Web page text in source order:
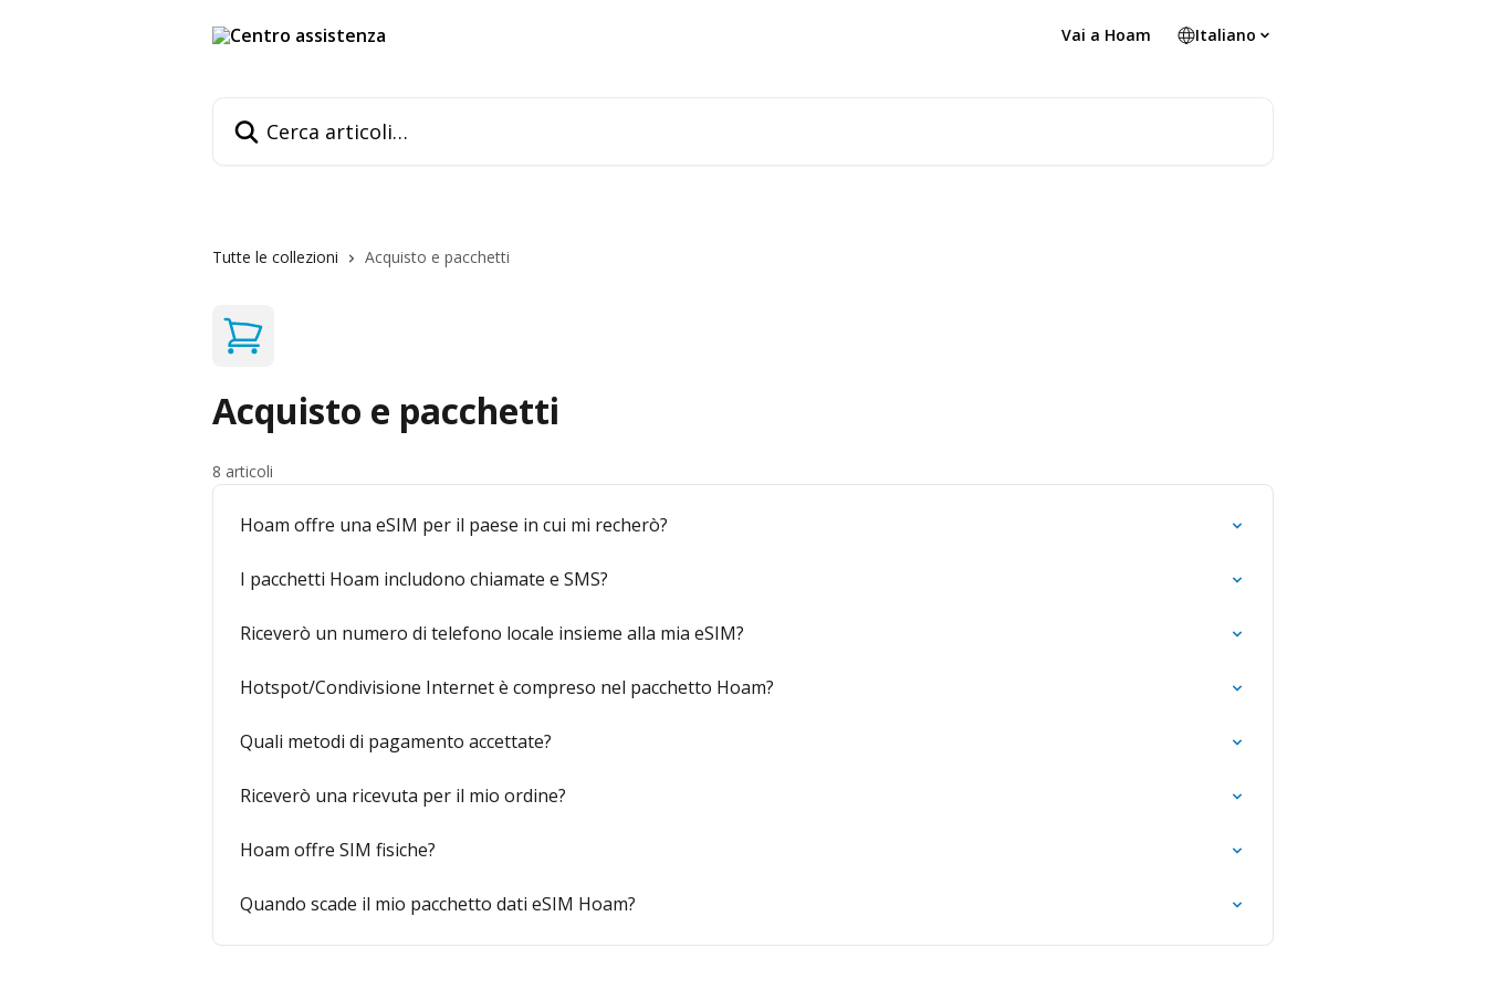
Vai a Hoam Italiano
Tutte le collezioni Acquisto e pacchetti
Acquisto e pacchetti
8 articoli
Hoam offre una eSIM per il paese in cui mi recherò?
I pacchetti Hoam includono chiamate e SMS?
Riceverò un numero di telefono locale insieme alla mia eSIM?
Hotspot/Condivisione Internet è compreso nel pacchetto Hoam?
Quali metodi di pagamento accettate?
Riceverò una ricevuta per il mio ordine?
Hoam offre SIM fisiche?
Quando scade il mio pacchetto dati eSIM Hoam?